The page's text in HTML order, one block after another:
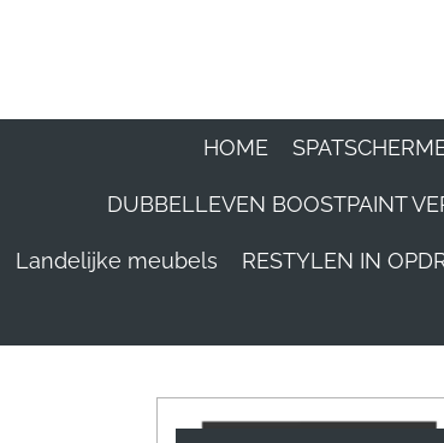
hoofdinhoud
HOME
DUBBELLEVEN BOOSTPAINT
Landelijke meubels RESTYLEN IN